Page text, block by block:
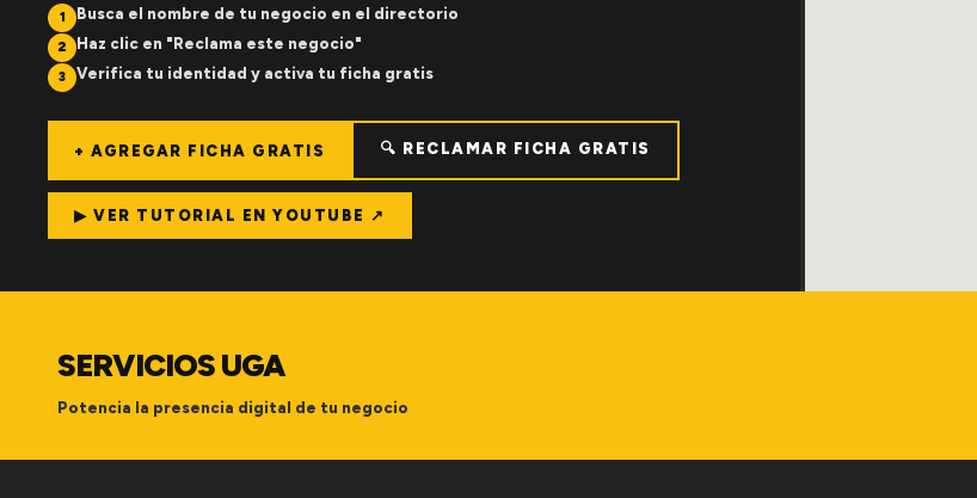
1 Busca el nombre de tu negocio en el directorio
2 Haz clic en "Reclama este negocio"
3 Verifica tu identidad y activa tu ficha gratis
+ AGREGAR FICHA GRATIS 🔍 RECLAMAR FICHA GRATIS
▶ VER TUTORIAL EN YOUTUBE ↗
SERVICIOS UGA
Potencia la presencia digital de tu negocio